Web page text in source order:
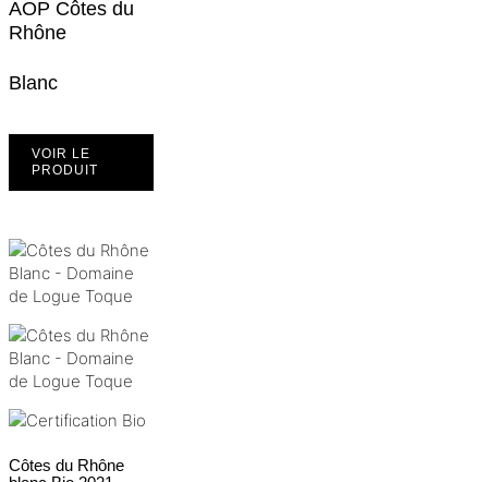
AOP Côtes du
Rhône
Blanc
VOIR LE
PRODUIT
Côtes du Rhône